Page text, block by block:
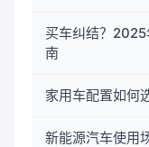
买车纠结？
南
家用车配置如何
新能源汽车使用